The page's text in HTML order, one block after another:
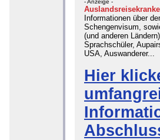
- Anzeige -
Informationen über
Schengenvisum,
(und anderen
Sprachschüler,
USA, Auswanderer...
Hier